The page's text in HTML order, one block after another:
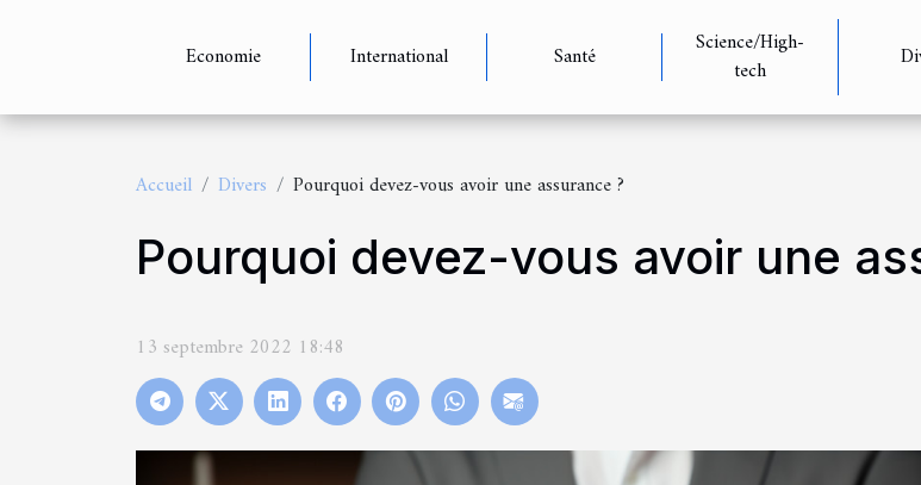
Economie International Santé
Science/High-
tech
Accueil Divers Pourquoi devez-vous avoir une assurance ?
Pourquoi devez-vous avoir une
13 septembre 2022 18:48